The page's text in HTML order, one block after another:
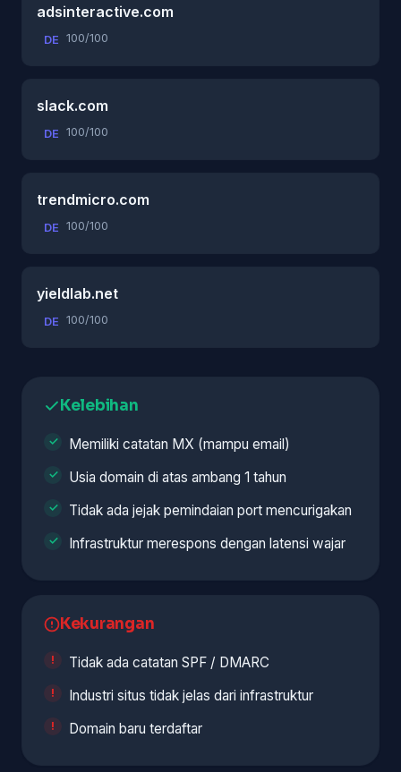
adsinteractive.com
DE 100/100
slack.com
DE 100/100
trendmicro.com
DE 100/100
yieldlab.net
DE 100/100
Kelebihan
Memiliki catatan MX (mampu email)
Usia domain di atas ambang 1 tahun
Tidak ada jejak pemindaian port mencurigakan
Infrastruktur merespons dengan latensi wajar
Kekurangan
Tidak ada catatan SPF / DMARC
Industri situs tidak jelas dari infrastruktur
Domain baru terdaftar